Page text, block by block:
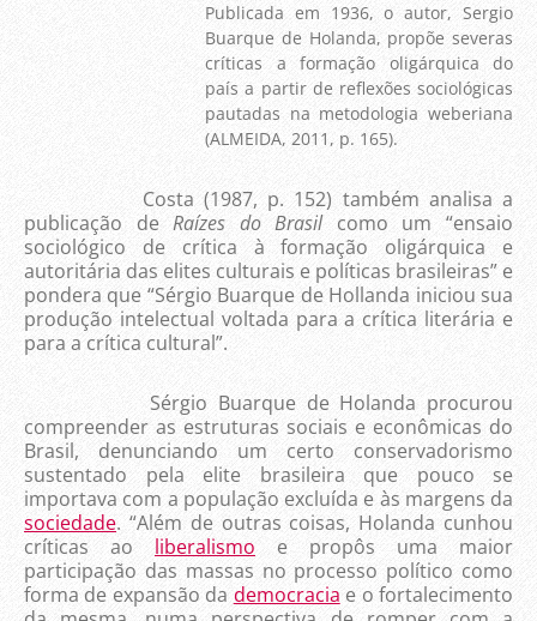
Publicada em 1936, o autor, Sergio
Buarque de Holanda, propõe severas
críticas a formação oligárquica do
país a partir de reflexões sociológicas
pautadas na metodologia weberiana
(ALMEIDA, 2011, p. 165).
Costa (1987, p. 152) também analisa a
publicação deRaízes do Brasilcomo um “ensaio
sociológico de crítica à formação oligárquica e
autoritária das elites culturais e políticas brasileiras” e
pondera que “Sérgio Buarque de Hollanda iniciou sua
produção intelectual voltada para a crítica literária e
para a crítica cultural”.
Sérgio Buarque de Holanda procurou
compreender as estruturas sociais e econômicas do
Brasil, denunciando um certo conservadorismo
sustentado pela elite brasileira que pouco se
importava com a população excluída e às margens da
sociedade. “Além de outras coisas, Holanda cunhou
críticas ao liberalismo e propôs uma maior
participação das massas no processo político como
forma de expansão da democracia e o fortalecimento